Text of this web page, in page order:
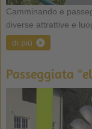
Camminando e
diverse attrattive e
di più
Passeggiata